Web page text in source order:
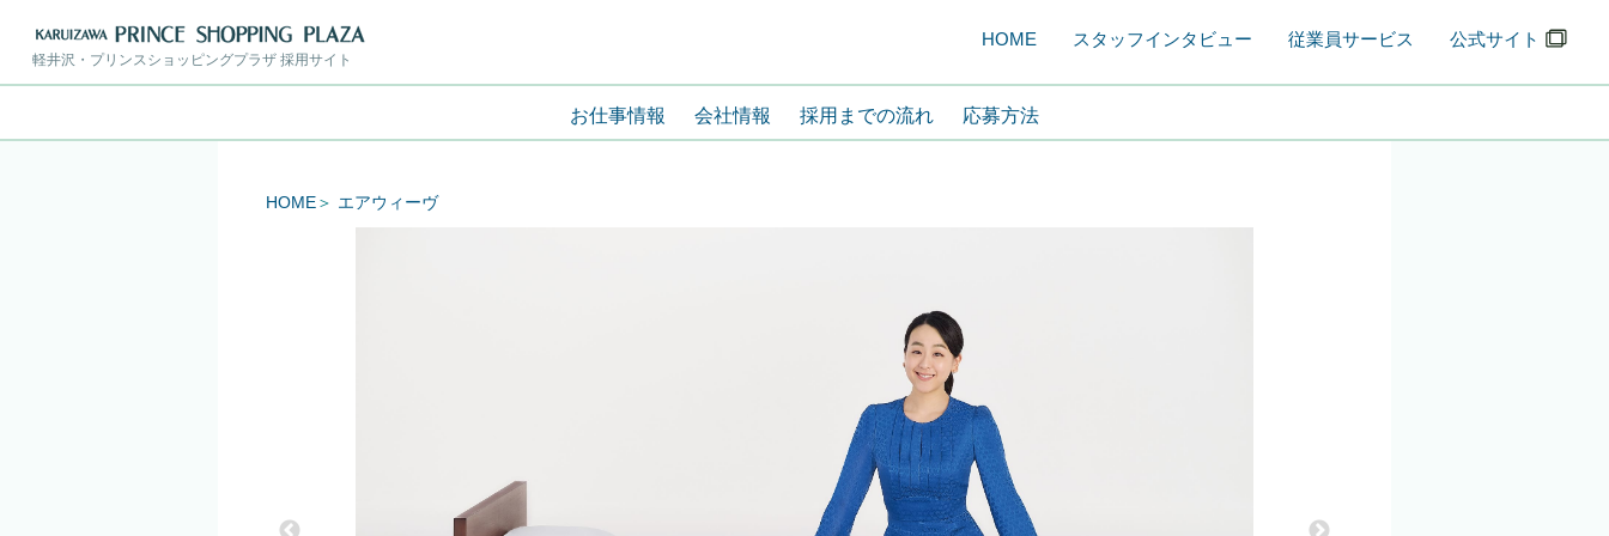
軽井沢・プリンスショッピングプラザ 採用サイト
HOME スタッフインタビュー 従業員サービス 公式サイト
お仕事情報 会社情報 採用までの流れ 応募方法
HOME エアウィーヴ